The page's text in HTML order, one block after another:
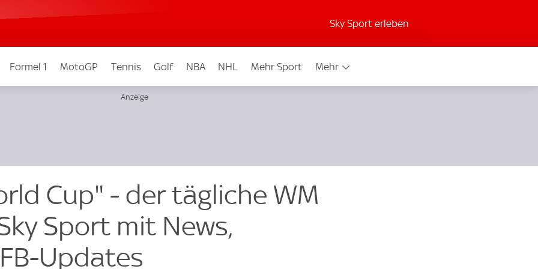
Sky Sport erleben
Formel 1 MotoGP Tennis Golf NBA NHL Mehr Sport Mehr
Cup" - der tägliche WM
Sport mit News,
Updates